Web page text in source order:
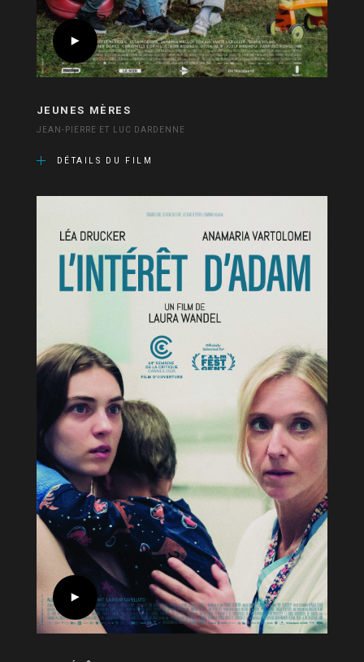
JEUNES MÈRES
JEAN-PIERRE ET LUC DARDENNE
DÉTAILS DU FILM